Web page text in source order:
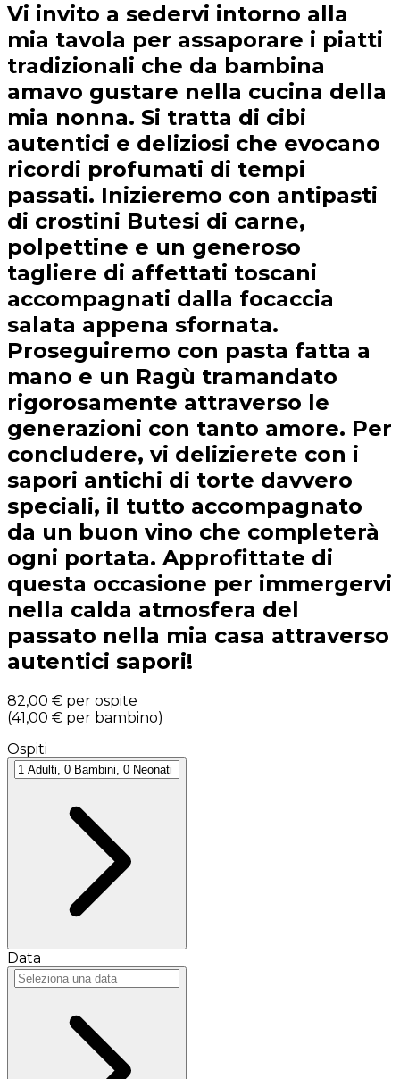
Vi invito a sedervi intorno alla
mia tavola per assaporare i piatti
tradizionali che da bambina
amavo gustare nella cucina della
mia nonna. Si tratta di cibi
autentici e deliziosi che evocano
ricordi profumati di tempi
passati. Inizieremo con antipasti
di crostini Butesi di carne,
polpettine e un generoso
tagliere di affettati toscani
accompagnati dalla focaccia
salata appena sfornata.
Proseguiremo con pasta fatta a
mano e un Ragù tramandato
rigorosamente attraverso le
generazioni con tanto amore. Per
concludere, vi delizierete con i
sapori antichi di torte davvero
speciali, il tutto accompagnato
da un buon vino che completerà
ogni portata. Approfittate di
questa occasione per immergervi
nella calda atmosfera del
passato nella mia casa attraverso
autentici sapori!
82,00 € per ospite
(41,00 € per bambino)
Ospiti
Data